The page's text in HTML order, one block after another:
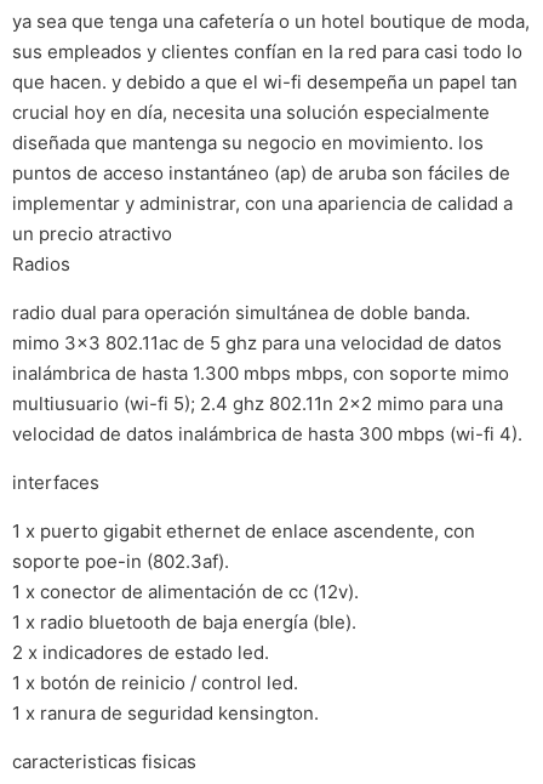
ya sea que tenga una cafetería o un hotel boutique de moda,
sus empleados y clientes confían en la red para casi todo lo
que hacen. y debido a que el wi-fi desempeña un papel tan
crucial hoy en día, necesita una solución especialmente
diseñada que mantenga su negocio en movimiento. los
puntos de acceso instantáneo (ap) de aruba son fáciles de
implementar y administrar, con una apariencia de calidad a
un precio atractivo
Radios
radio dual para operación simultánea de doble banda.
mimo 3×3 802.11ac de 5 ghz para una velocidad de datos
inalámbrica de hasta 1.300 mbps mbps, con soporte mimo
multiusuario (wi-fi 5); 2.4 ghz 802.11n 2×2 mimo para una
velocidad de datos inalámbrica de hasta 300 mbps (wi-fi 4).
interfaces
1 x puerto gigabit ethernet de enlace ascendente, con
soporte poe-in (802.3af).
1 x conector de alimentación de cc (12v).
1 x radio bluetooth de baja energía (ble).
2 x indicadores de estado led.
1 x botón de reinicio / control led.
1 x ranura de seguridad kensington.
caracteristicas fisicas